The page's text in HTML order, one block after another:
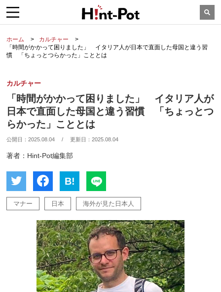
ホーム
カルチャー
「時間がかかって困りました」 イタリア人が日本で直面した母国と違う習
慣 「ちょっとつらかった」こととは
カルチャー
「時間がかかって困りました」 イタリア人が
日本で直面した母国と違う習慣 「ちょっとつ
らかった」こととは
公開日：2025.08.04 / 更新日：2025.08.04
著者：Hint-Pot編集部
B!
マナー 日本 海外が見た日本人